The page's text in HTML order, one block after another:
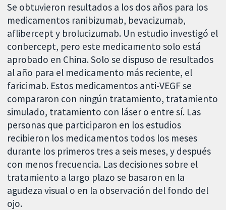
Se obtuvieron resultados a los dos años para los
medicamentos ranibizumab, bevacizumab,
aflibercept y brolucizumab. Un estudio investigó el
conbercept, pero este medicamento solo está
aprobado en China. Solo se dispuso de resultados
al año para el medicamento más reciente, el
faricimab. Estos medicamentos anti-VEGF se
compararon con ningún tratamiento, tratamiento
simulado, tratamiento con láser o entre sí. Las
personas que participaron en los estudios
recibieron los medicamentos todos los meses
durante los primeros tres a seis meses, y después
con menos frecuencia. Las decisiones sobre el
tratamiento a largo plazo se basaron en la
agudeza visual o en la observación del fondo del
ojo.